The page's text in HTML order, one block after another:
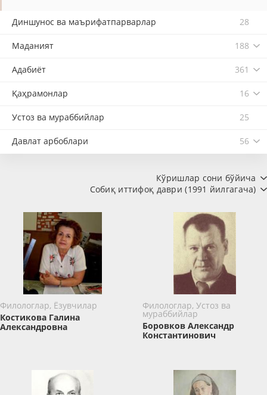
Диншунос ва маърифатпарварлар 28
Маданият 188
Адабиёт 361
Қаҳрамонлар 16
Устоз ва мураббийлар 25
Давлат арбоблари 56
Кўришлар сони бўйича
Собиқ иттифоқ даври (1991 йилгагача)
Филологлар, Ёзувчилар
Костикова Галина
Александровна
Филологлар, Устоз ва
мураббийлар
Боровков Александр
Константинович